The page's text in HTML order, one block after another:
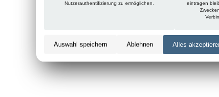
Nutzerauthentifizierung zu ermöglichen.
eintragen
Auswahl speichern Ablehnen Alles